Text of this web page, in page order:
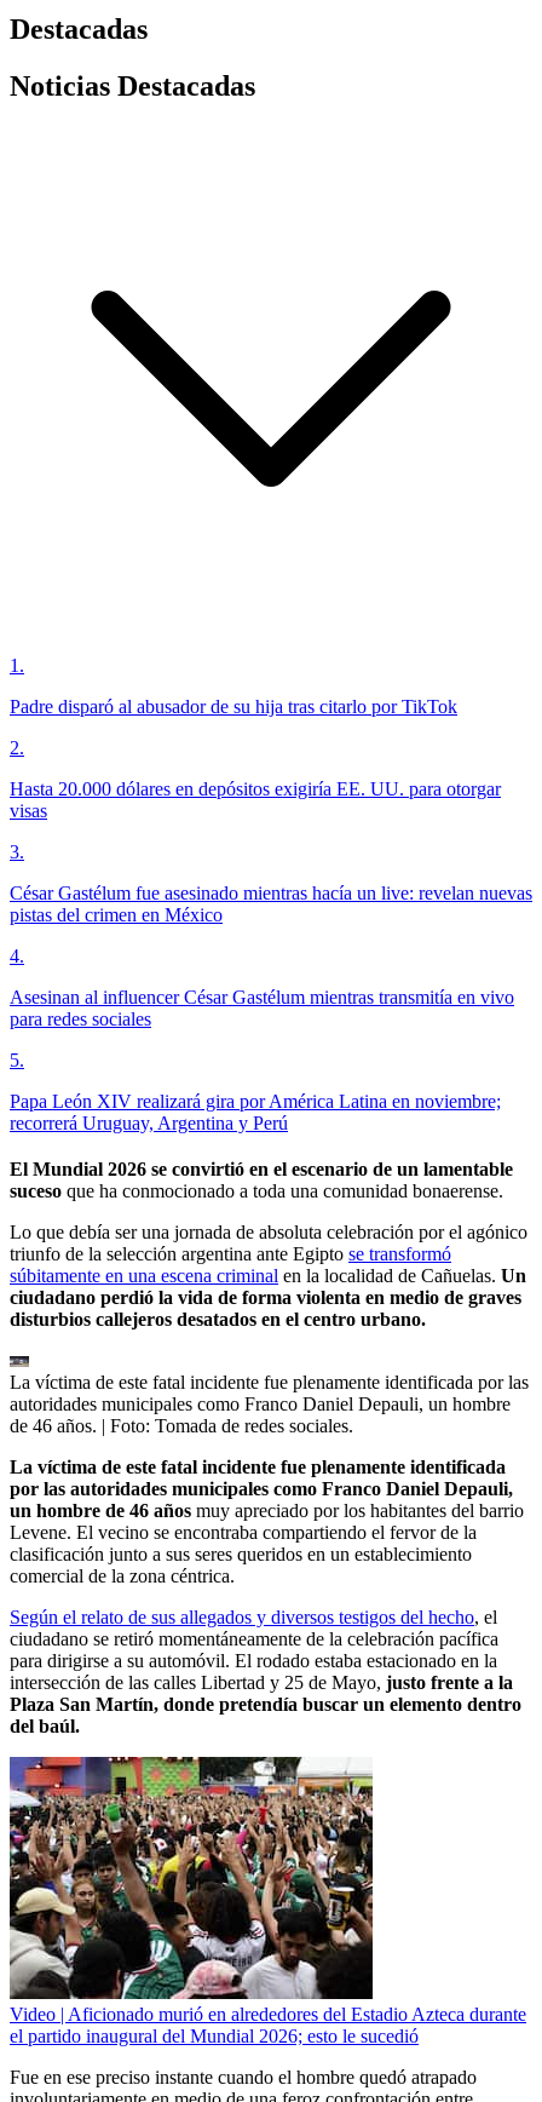
Destacadas
Noticias Destacadas
1 .
Padre disparó al abusador de su hija tras citarlo por TikTok
2.
Hasta 20.000 dólares en depósitos exigiría EE. UU. para otorgar
visas
3.
César Gastélum fue asesinado mientras hacía un live: revelan nuevas
pistas del crimen en México
4.
Asesinan al influencer César Gastélum mientras transmitía en vivo
para redes sociales
5.
Papa León XIV realizará gira por América Latina en noviembre;
recorrerá Uruguay, Argentina y Perú
El Mundial 2026 se convirtió en el escenario de un lamentable
suceso que ha conmocionado a toda una comunidad bonaerense.
Lo que debía ser una jornada de absoluta celebración por el agónico
triunfo de la selección argentina ante Egipto se transformó
súbitamente en una escena criminal en la localidad de Cañuelas. Un
ciudadano perdió la vida de forma violenta en medio de graves
disturbios callejeros desatados en el centro urbano.
La víctima de este fatal incidente fue plenamente identificada por las
autoridades municipales como Franco Daniel Depauli, un hombre
de 46 años. | Foto: Tomada de redes sociales.
La víctima de este fatal incidente fue plenamente identificada
por las autoridades municipales como Franco Daniel Depauli,
un hombre de 46 años muy apreciado por los habitantes del barrio
Levene. El vecino se encontraba compartiendo el fervor de la
clasificación junto a sus seres queridos en un establecimiento
comercial de la zona céntrica.
Según el relato de sus allegados y diversos testigos del hecho, el
ciudadano se retiró momentáneamente de la celebración pacífica
para dirigirse a su automóvil. El rodado estaba estacionado en la
intersección de las calles Libertad y 25 de Mayo, justo frente a la
Plaza San Martín, donde pretendía buscar un elemento dentro
del baúl.
Video | Aficionado murió en alrededores del Estadio Azteca durante
el partido inaugural del Mundial 2026; esto le sucedió
Fue en ese preciso instante cuando el hombre quedó atrapado